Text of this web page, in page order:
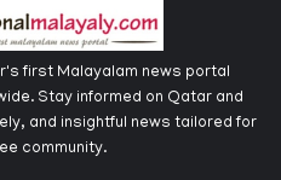
first Malayalam news portal
Stay informed on Qatar and
and insightful news tailored for
community.